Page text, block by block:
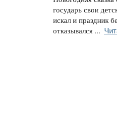
государь свои
искал и праздник
отказывался ...